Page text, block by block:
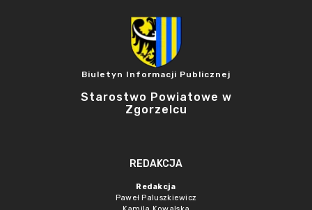
Biuletyn Informacji Publicznej
Starostwo Powiatowe w
Zgorzelcu
REDAKCJA
Redakcja
Paweł Paluszkiewicz